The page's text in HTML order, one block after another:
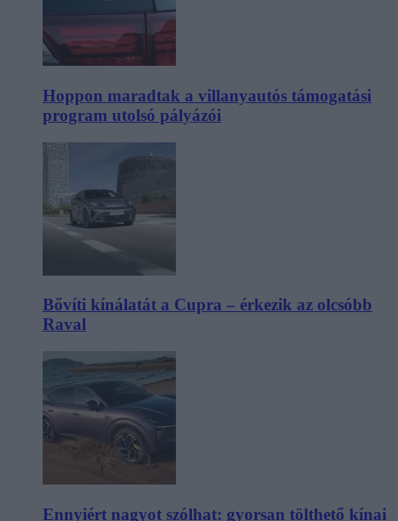
Hoppon maradtak a villanyautós támogatási
program utolsó pályázói
Bővíti kínálatát a Cupra – érkezik az olcsóbb
Raval
Ennyiért nagyot szólhat: gyorsan tölthető kínai